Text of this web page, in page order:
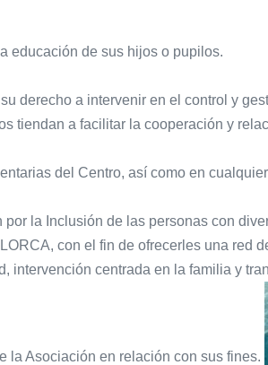
educación de sus hijos o pupilos.
derecho a intervenir en el control y
tiendan a facilitar la cooperación y
del Centro, así como en
la Inclusión de las personas con
con el fin de ofrecerles una red
intervención centrada en la familia y
la Asociación en relación con sus fines.